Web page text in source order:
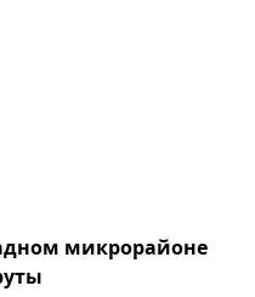
микрорайоне